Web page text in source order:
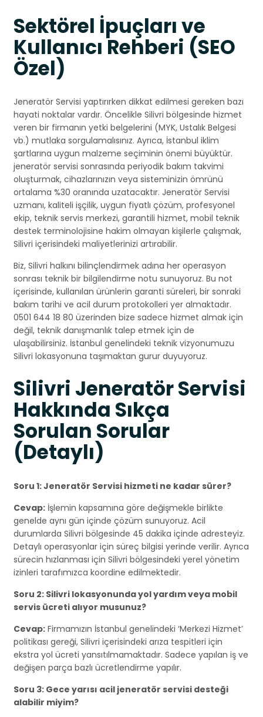
Sektörel İpuçları ve
Kullanıcı Rehberi (SEO
Özel)
Jeneratör Servisi yaptırırken dikkat edilmesi gereken bazı
hayati noktalar vardır. Öncelikle Silivri bölgesinde hizmet
veren bir firmanın yetki belgelerini (MYK, Ustalık Belgesi
vb.) mutlaka sorgulamalısınız. Ayrıca, İstanbul iklim
şartlarına uygun malzeme seçiminin önemi büyüktür.
jeneratör servisi sonrasında periyodik bakım takvimi
oluşturmak, cihazlarınızın veya sisteminizin ömrünü
ortalama %30 oranında uzatacaktır. Jeneratör Servisi
uzmanı, kaliteli işçilik, uygun fiyatlı çözüm, profesyonel
ekip, teknik servis merkezi, garantili hizmet, mobil teknik
destek terminolojisine hakim olmayan kişilerle çalışmak,
Silivri içerisindeki maliyetlerinizi artırabilir.
Biz, Silivri halkını bilinçlendirmek adına her operasyon
sonrası teknik bir bilgilendirme notu sunuyoruz. Bu not
içerisinde, kullanılan ürünlerin garanti süreleri, bir sonraki
bakım tarihi ve acil durum protokolleri yer almaktadır.
0501 644 18 80 üzerinden bize sadece hizmet almak için
değil, teknik danışmanlık talep etmek için de
ulaşabilirsiniz. İstanbul genelindeki teknik vizyonumuzu
Silivri lokasyonuna taşımaktan gurur duyuyoruz.
Silivri Jeneratör Servisi
Hakkında Sıkça
Sorulan Sorular
(Detaylı)
Soru 1: Jeneratör Servisi hizmeti ne kadar sürer?
Cevap: İşlemin kapsamına göre değişmekle birlikte
genelde aynı gün içinde çözüm sunuyoruz. Acil
durumlarda Silivri bölgesinde 45 dakika içinde adresteyiz.
Detaylı operasyonlar için süreç bilgisi yerinde verilir. Ayrıca
sürecin hızlanması için Silivri bölgesindeki yerel yönetim
izinleri tarafımızca koordine edilmektedir.
Soru 2: Silivri lokasyonunda yol yardım veya mobil
servis ücreti alıyor musunuz?
Cevap: Firmamızın İstanbul genelindeki ‘Merkezi Hizmet’
politikası gereği, Silivri içerisindeki arıza tespitleri için
ekstra yol ücreti yansıtılmamaktadır. Sadece yapılan iş ve
değişen parça bazlı ücretlendirme yapılır.
Soru 3: Gece yarısı acil jeneratör servisi desteği
alabilir miyim?